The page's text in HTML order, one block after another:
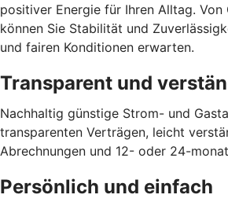
positiver Energie für Ihren Alltag. Von
können Sie Stabilität und
und fairen Konditionen erwarten.
Transparent und
Nachhaltig günstige Strom- und
transparenten Verträgen, leicht
Abrechnungen und 12- oder 24-
Persönlich und einfach